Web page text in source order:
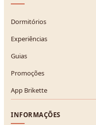
Dormitórios
Experiências
Guias
Promoções
App Brikette
INFORMAÇÕES